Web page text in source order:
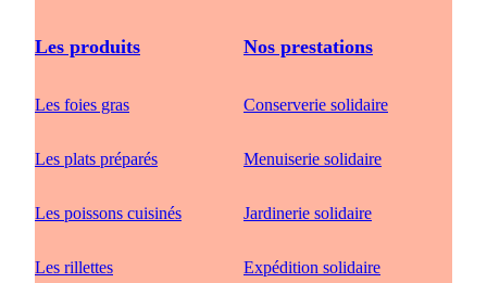
Les produits
Les foies gras
Les plats préparés
Les poissons cuisinés
Les rillettes
Nos prestations
Conserverie solidaire
Menuiserie solidaire
Jardinerie solidaire
Expédition solidaire